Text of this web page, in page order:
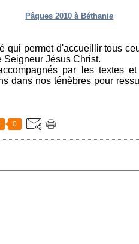
Pâques 2010 à Béthanie
qui permet d'accueillir tous
Seigneur Jésus Christ.
par les textes
dans nos ténèbres pour
0